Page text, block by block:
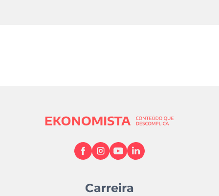
Carreira